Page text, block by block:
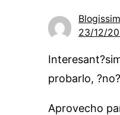
23/12/
probarlo, ?no?
Aprovecho